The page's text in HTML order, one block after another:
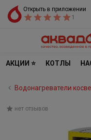
Открыть в приложении
1
АКЦИИ ⭐ КОТЛЫ
Водонагреватели
нет отзывов